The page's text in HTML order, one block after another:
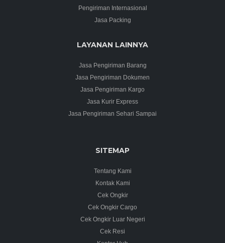
Pengiriman Internasional
Jasa Packing
LAYANAN LAINNYA
Jasa Pengiriman Barang
Jasa Pengiriman Dokumen
Jasa Pengiriman Kargo
Jasa Kurir Express
Jasa Pengiriman Sehari Sampai
SITEMAP
Tentang Kami
Kontak Kami
Cek Ongkir
Cek Ongkir Cargo
Cek Ongkir Luar Negeri
Cek Resi